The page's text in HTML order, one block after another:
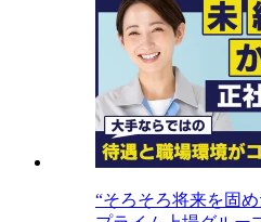
“そろそろ将来を固